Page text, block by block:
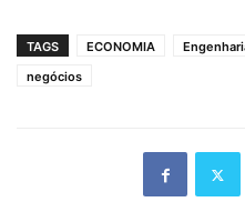
TAGS ECONOMIA
negócios